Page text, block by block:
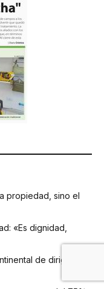
propiedad, sino el
«Es dignidad,
de dirigentes